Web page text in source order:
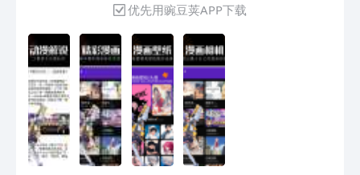
优先用豌豆荚APP下载